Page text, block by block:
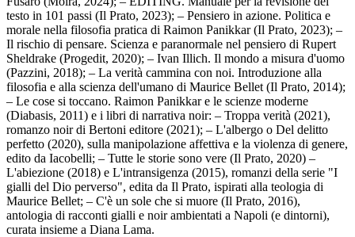
testo in 101 passi (Il Prato, 2023); – Pensiero in azione. Politica e
morale nella filosofia pratica di Raimon Panikkar (Il Prato, 2023); –
Il rischio di pensare. Scienza e paranormale nel pensiero di Rupert
Sheldrake (Progedit, 2020); – Ivan Illich. Il mondo a misura d'uomo
(Pazzini, 2018); – La verità cammina con noi. Introduzione alla
filosofia e alla scienza dell'umano di Maurice Bellet (Il Prato, 2014);
– Le cose si toccano. Raimon Panikkar e le scienze moderne
(Diabasis, 2011) e i libri di narrativa noir: – Troppa verità (2021),
romanzo noir di Bertoni editore (2021); – L'albergo o Del delitto
perfetto (2020), sulla manipolazione affettiva e la violenza di genere,
edito da Iacobelli; – Tutte le storie sono vere (Il Prato, 2020) –
L'abiezione (2018) e L'intransigenza (2015), romanzi della serie "I
gialli del Dio perverso", edita da Il Prato, ispirati alla teologia di
Maurice Bellet; – C'è un sole che si muore (Il Prato, 2016),
antologia di racconti gialli e noir ambientati a Napoli (e dintorni),
curata insieme a Diana Lama.